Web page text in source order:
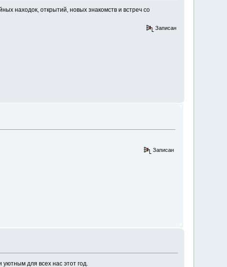
находок, открытий, новых знакомств и встреч со
Записан
Записан
для всех нас этот год.